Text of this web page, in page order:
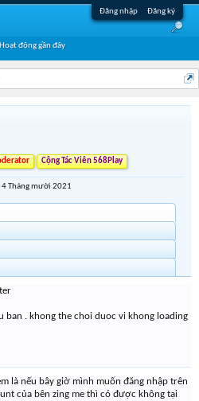
Đăng nhập Đăng ký
Cộng Tác Viên 568Play
4 Tháng mười 2021
ban . khong the choi duoc vi khong loading
là nếu bây giờ mình muốn đăng nhập trên
của bên zing me thì có được không tại
Hoạt động gần đây